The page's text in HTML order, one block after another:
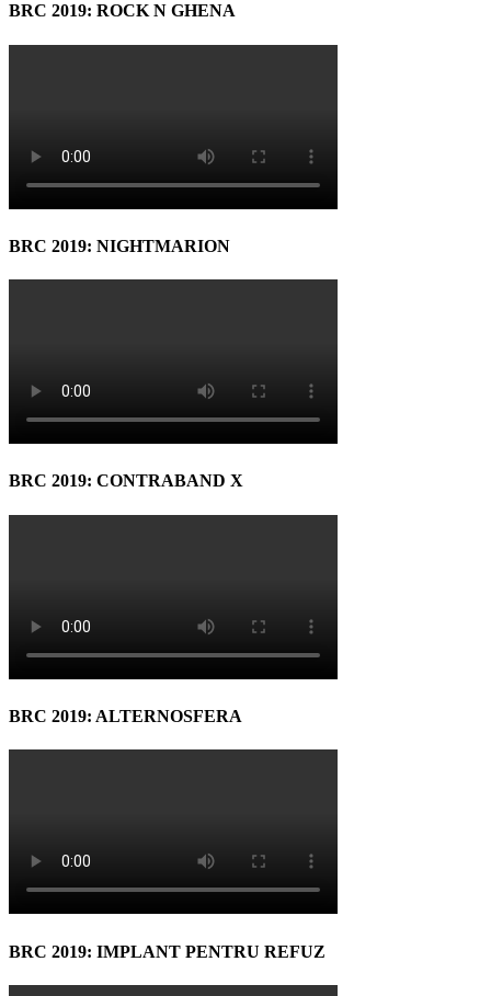
BRC 2019: ROCK N GHENA
BRC 2019: NIGHTMARION
BRC 2019: CONTRABAND X
BRC 2019: ALTERNOSFERA
BRC 2019: IMPLANT PENTRU REFUZ